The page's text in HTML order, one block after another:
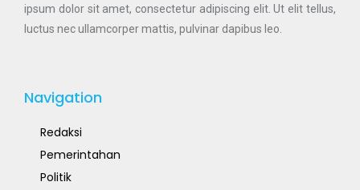
ipsum dolor sit amet, consectetur adipiscing elit. Ut elit tellus,
luctus nec ullamcorper mattis, pulvinar dapibus leo.
Navigation
Redaksi
Pemerintahan
Politik